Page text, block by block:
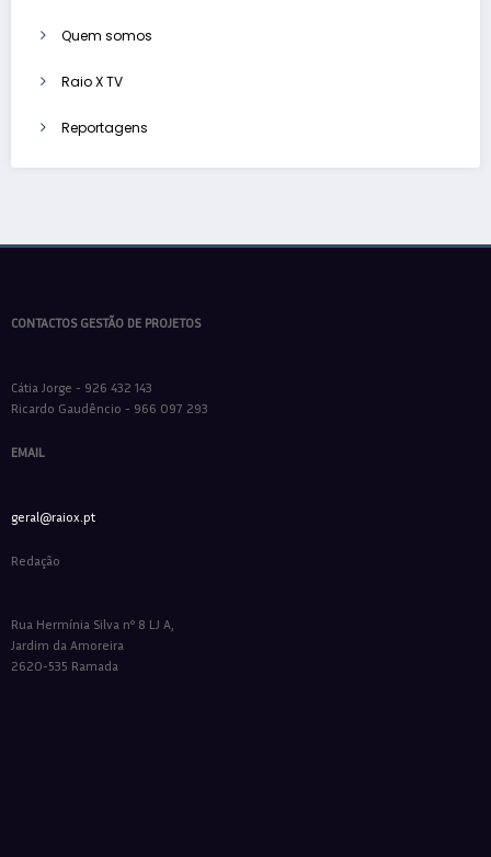
Quem somos
Raio X TV
Reportagens
CONTACTOS GESTÃO DE PROJETOS
Cátia Jorge - 926 432 143
Ricardo Gaudêncio - 966 097 293
EMAIL
geral@raiox.pt
Redação
Rua Hermínia Silva nº 8 LJ A,
Jardim da Amoreira
2620-535 Ramada